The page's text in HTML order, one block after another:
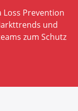
Prevention
und
zum Schutz